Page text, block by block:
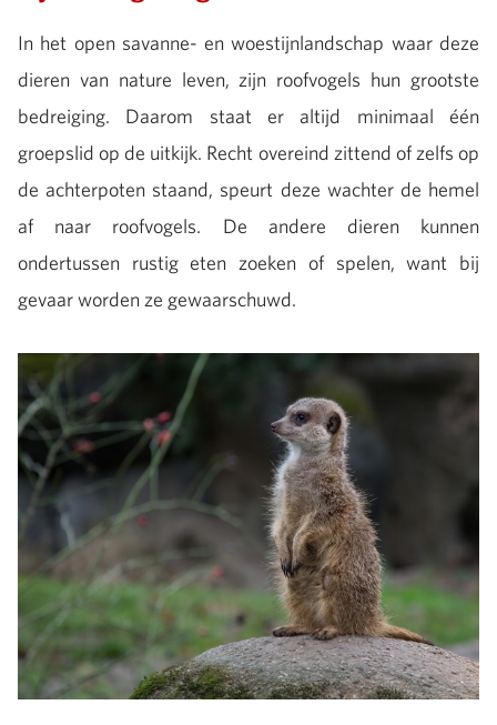
In het open savanne- en woestijnlandschap waar deze
dieren van nature leven, zijn roofvogels hun grootste
bedreiging. Daarom staat er altijd minimaal één
groepslid op de uitkijk. Recht overeind zittend of zelfs op
de achterpoten staand, speurt deze wachter de hemel
af naar roofvogels. De andere dieren kunnen
ondertussen rustig eten zoeken of spelen, want bij
gevaar worden ze gewaarschuwd.